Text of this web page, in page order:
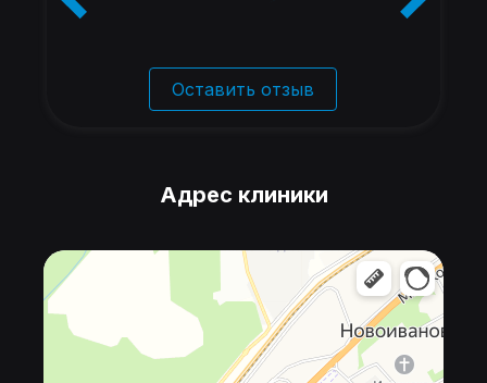
Оставить отзыв
Адрес клиники